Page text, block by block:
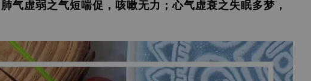
气虚弱之气短喘促，咳嗽无力；心气虚衰之失眠多梦，